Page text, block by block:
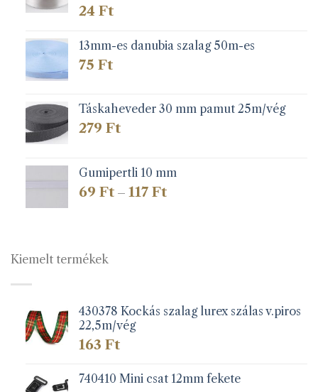
24 Ft
13mm-es danubia szalag 50m-es
75 Ft
Táskaheveder 30 mm pamut 25m/vég
279 Ft
Gumipertli 10 mm
69 Ft – 117 FtÁrtartomány:
Kiemelt termékek
430378 Kockás szalag lurex szálas v.piros
22,5m/vég
163 Ft
740410 Mini csat 12mm fekete